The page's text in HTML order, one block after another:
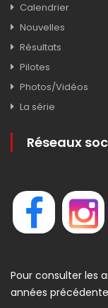
Calendrier
Nouvelles
Résultats
Pilotes
Photos/Vidéos
La série
Réseaux
Pour consulter les
années